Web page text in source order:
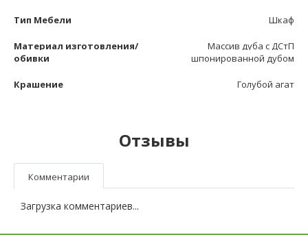
Тип Мебели Шкаф
Материал изготовления/
обивки
Массив дуба с ДСтП
шпонированной дубом
Крашение Голубой агат
Отзывы
Комментарии
Загрузка комментариев...